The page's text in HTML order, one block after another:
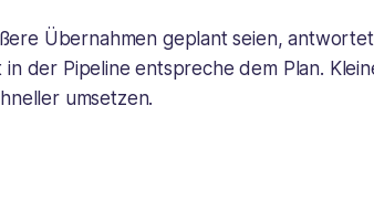
Übernahmen geplant seien,
der Pipeline entspreche dem Plan.
umsetzen.